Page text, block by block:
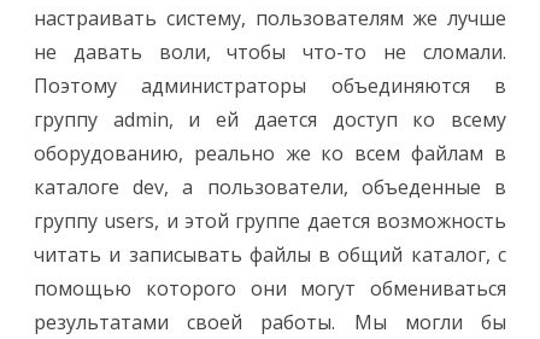
настраивать систему, пользователям же лучше
не давать воли, чтобы что-то не сломали.
Поэтому администраторы объединяются в
группу admin, и ей дается доступ ко всему
оборудованию, реально же ко всем файлам в
каталоге dev, а пользователи, объеденные в
группу users, и этой группе дается возможность
читать и записывать файлы в общий каталог, с
помощью которого они могут обмениваться
результатами своей работы. Мы могли бы